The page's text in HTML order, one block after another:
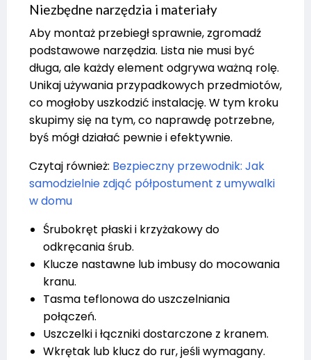
Niezbędne narzędzia i materiały
Aby montaż przebiegł sprawnie, zgromadź
podstawowe narzędzia. Lista nie musi być
długa, ale każdy element odgrywa ważną rolę.
Unikaj używania przypadkowych przedmiotów,
co mogłoby uszkodzić instalację. W tym kroku
skupimy się na tym, co naprawdę potrzebne,
byś mógł działać pewnie i efektywnie.
Czytaj również: Bezpieczny przewodnik: Jak
samodzielnie zdjąć półpostument z umywalki
w domu
Śrubokręt płaski i krzyżakowy do
odkręcania śrub.
Klucze nastawne lub imbusy do mocowania
kranu.
Tasma teflonowa do uszczelniania
połączeń.
Uszczelki i łączniki dostarczone z kranem.
Wkrętak lub klucz do rur, jeśli wymagany.